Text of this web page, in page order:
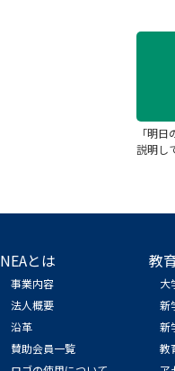
「明
説明し
NEAとは
事業内容
法人概要
沿革
賛助会員一覧
教
大
新
新
教